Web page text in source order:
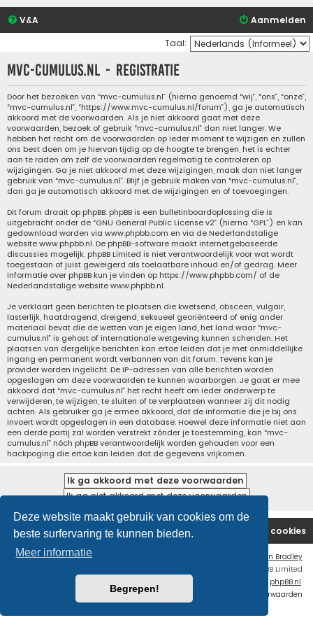
Deze website maakt gebruik van cookies om de
beste surfervaring te kunnen bieden.
Meer informatie
Begrepen!
V&A
Aanmelden
Taal:
mvc-cumulus.nl - Registratie
Door het bezoeken van “mvc-cumulus.nl” (hierna genoemd “wij”, “ons”, “onze”,
“mvc-cumulus.nl”, “https://www.mvc-cumulus.nl/forum”), ga je automatisch
akkoord met de voorwaarden. Als je niet akkoord gaat met deze
voorwaarden, bezoek of gebruik “mvc-cumulus.nl” dan niet langer. We
hebben het recht om de voorwaarden op ieder moment te wijzigen en zullen
ons best doen om je hiervan tijdig op de hoogte te brengen, het is echter
aan te raden om zelf de voorwaarden regelmatig te controleren op
wijzigingen. Ga je niet akkoord met deze wijzigingen, maak dan niet langer
gebruik van “mvc-cumulus.nl”. Blijf je gebruik maken van “mvc-cumulus.nl”,
dan ga je automatisch akkoord met de wijzigingen en of toevoegingen.
Dit forum draait op phpBB. phpBB is een bulletinboardoplossing die is
uitgebracht onder de “GNU General Public License v2” (hierna “GPL”) en kan
gedownload worden via www.phpbb.com en via de Nederlandstalige
websitewww.phpbb.nl. De phpBB-software maakt internetgebaseerde
discussies mogelijk. phpBB Limited is niet verantwoordelijk voor wat wordt
toegestaan of juist geweigerd als toelaatbare inhoud en/of gedrag. Meer
informatie over phpBB kun je vinden op https://www.phpbb.com/ of de
Nederlandstalige websitewww.phpbb.nl.
Je verklaart geen berichten te plaatsen die kwetsend, obsceen, vulgair,
lasterlijk, haatdragend, dreigend, seksueel georiënteerd of enig ander
materiaal bevat die de wetten van je eigen land, het land waar “mvc-
cumulus.nl” is gehost of internationale wetgeving kunnen schenden. Het
plaatsen van dergelijke berichten kan ertoe leiden dat je met onmiddellijke
ingang en permanent wordt verbannen van dit forum. Tevens kan je
provider worden ingelicht. De IP-adressen van alle berichten worden
opgeslagen om deze voorwaarden te kunnen waarborgen. Je gaat er mee
akkoord dat “mvc-cumulus.nl” het recht heeft om ieder onderwerp te
verwijderen, te wijzigen, te sluiten of te verplaatsen wanneer zij dit nodig
achten. Als gebruiker ga je ermee akkoord, dat de informatie die je bij ons
invoert wordt opgeslagen in een database. Hoewel deze informatie niet aan
een derde partij zal worden verstrekt zónder je toestemming, kan “mvc-
cumulus.nl” nóch phpBB verantwoordelijk worden gehouden voor een
hackpoging die ertoe kan leiden dat de gegevens vrijkomen.
Website Forum Verwijder cookies
Contact
Ian Bradley
® Forum Software © phpBB Limited
phpBB.nl.
Gebruikersvoorwaarden